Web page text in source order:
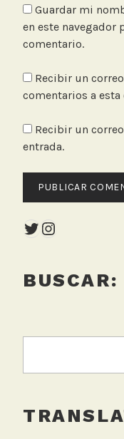
Guardar mi
en este navegador
comentario.
Recibir un
comentarios a esta
Recibir un
entrada.
Twitter
Instagram
BUSCAR: